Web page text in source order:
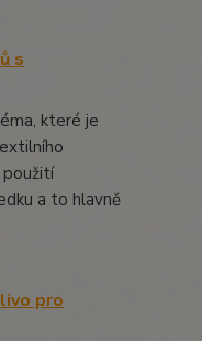
s
které je
a to hlavně
pro